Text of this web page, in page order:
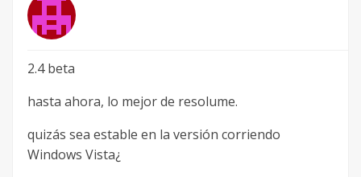
2.4 beta
hasta ahora, lo mejor de resolume.
quizás sea estable en la versión corriendo
Windows Vista¿